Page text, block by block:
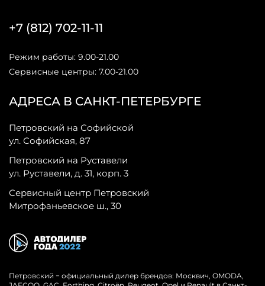
АДРЕСА В САНКТ-ПЕТЕРБУРГЕ
Петровский на Софийской
ул. Софийская, 87
Петровский на Руставели
ул. Руставели, д. 31, корп. 3
Сервисный центр Петровский
Митрофаньевское ш., 30
+7 (812) 702-11-11
Режим работы: 9.00-21.00
Сервисные центры: 7.00-21.00
Петровский − официальный дилер брендов: Москвич, OMODA,